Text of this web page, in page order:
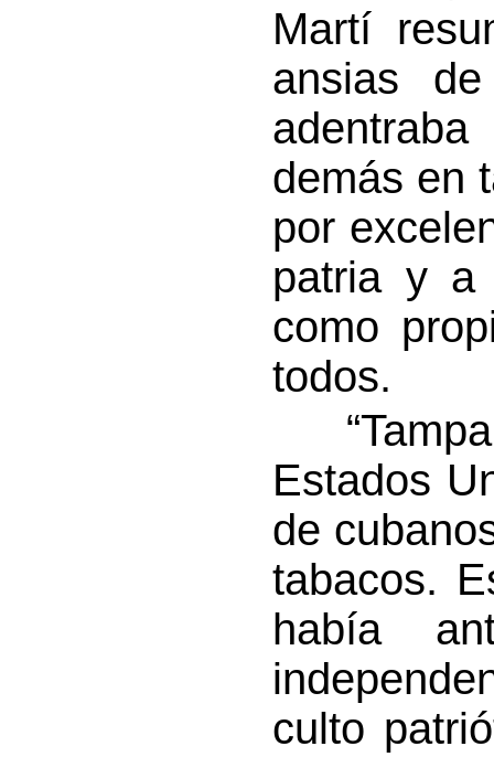
Martí
ansias
demás en
por
patria y a
como
todos.
Estados
de
tabacos.
había
culto